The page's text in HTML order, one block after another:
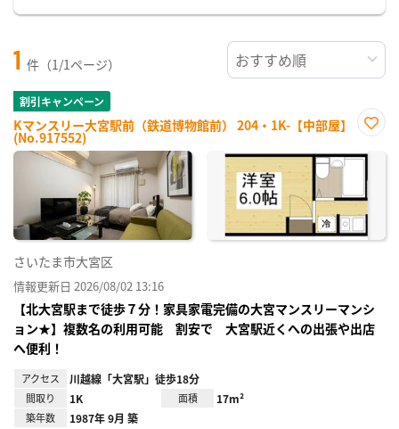
1 件（1/1ページ）
割引キャンペーン
Kマンスリー大宮駅前（鉄道博物館前） 204・1K-【中部屋】
(No.917552)
に入
録
さいたま市大宮区
情報更新日 2026/08/02 13:16
【北大宮駅まで徒歩７分！家具家電完備の大宮マンスリーマンシ
ョン★】複数名の利用可能 割安で 大宮駅近くへの出張や出店
へ便利！
アクセス 川越線「大宮駅」徒歩18分
間取り 1K 面積 17m²
築年数 1987年 9月 築